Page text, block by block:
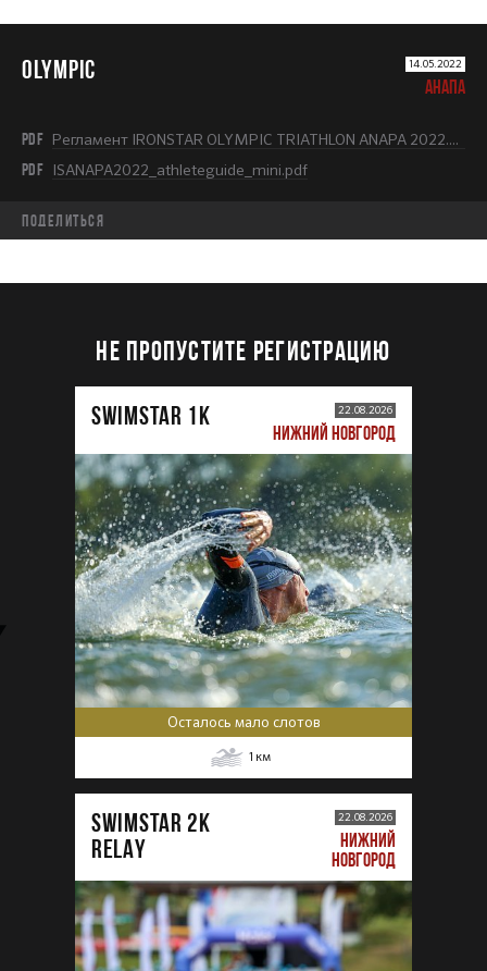
OLYMPIC 14.05.2022
АНАПА
PDF Регламент IRONSTAR OLYMPIC TRIATHLON ANAPA 2022.pdf
PDF ISANAPA2022_athleteguide_mini.pdf
Поделиться
НЕ ПРОПУСТИТЕ РЕГИСТРАЦИЮ
SWIMSTAR 1K 22.08.2026
НИЖНИЙ НОВГОРОД
Осталось мало слотов
1 км
SWIMSTAR 2K
RELAY
22.08.2026
НИЖНИЙ
НОВГОРОД